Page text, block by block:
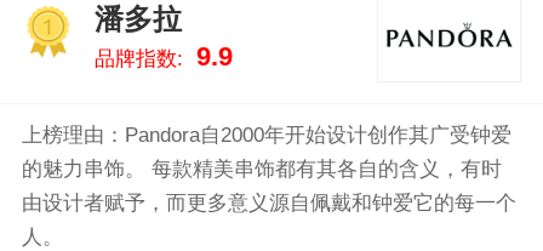
祥/LaoFengXiang、熊银匠 。我们
致力于用最真实的数据告诉您饰
1
潘多拉
品牌指数: 9.9
上榜理由：Pandora自2000年开始设计创作其广受钟爱
的魅力串饰。 每款精美串饰都有其各自的含义，有时
由设计者赋予，而更多意义源自佩戴和钟爱它的每一个
人。